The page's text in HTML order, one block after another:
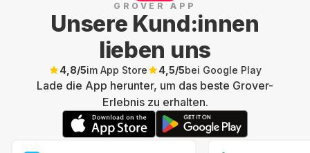
GROVER APP
Unsere Kund:innen
lieben uns
4,8/5im App Store 4,5/5bei Google Play
Lade die App herunter, um das beste Grover-
Erlebnis zu erhalten.